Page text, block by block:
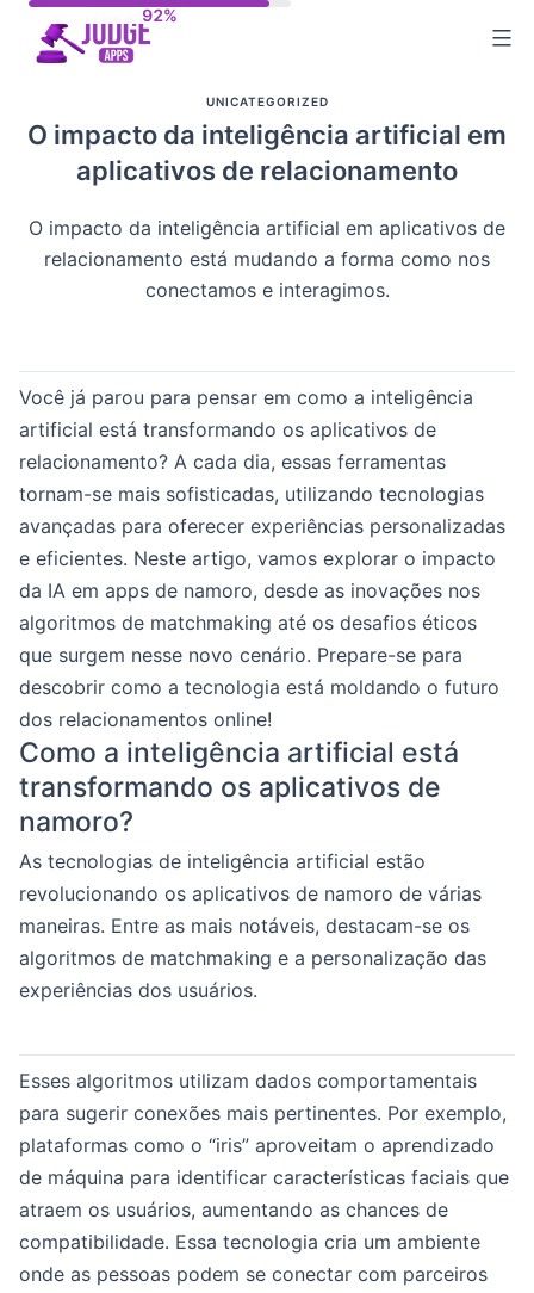
UNICATEGORIZED
O impacto da inteligência artificial em
aplicativos de relacionamento
O impacto da inteligência artificial em aplicativos de
relacionamento está mudando a forma como nos
conectamos e interagimos.
Você já parou para pensar em como a inteligência
artificial está transformando os aplicativos de
relacionamento? A cada dia, essas ferramentas
tornam-se mais sofisticadas, utilizando tecnologias
avançadas para oferecer experiências personalizadas
e eficientes. Neste artigo, vamos explorar o impacto
da IA em apps de namoro, desde as inovações nos
algoritmos de matchmaking até os desafios éticos
que surgem nesse novo cenário. Prepare-se para
descobrir como a tecnologia está moldando o futuro
dos relacionamentos online!
Como a inteligência artificial está
transformando os aplicativos de
namoro?
As tecnologias de inteligência artificial estão
revolucionando os aplicativos de namoro de várias
maneiras. Entre as mais notáveis, destacam-se os
algoritmos de matchmaking e a personalização das
experiências dos usuários.
Esses algoritmos utilizam dados comportamentais
para sugerir conexões mais pertinentes. Por exemplo,
plataformas como o “iris” aproveitam o aprendizado
de máquina para identificar características faciais que
atraem os usuários, aumentando as chances de
compatibilidade. Essa tecnologia cria um ambiente
onde as pessoas podem se conectar com parceiros